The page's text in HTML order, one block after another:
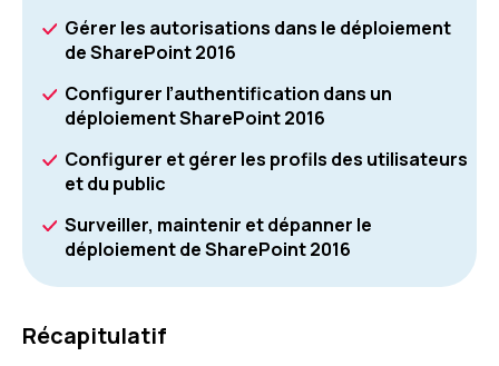
Gérer les autorisations dans le déploiement
de SharePoint 2016
Configurer l’authentification dans un
déploiement SharePoint 2016
Configurer et gérer les profils des utilisateurs
et du public
Surveiller, maintenir et dépanner le
déploiement de SharePoint 2016
Récapitulatif